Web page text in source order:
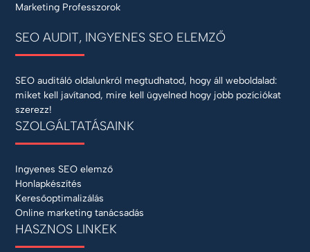
Marketing Professzorok
SEO AUDIT, INGYENES SEO ELEMZŐ
SEO auditáló oldalunkról megtudhatod, hogy áll weboldalad:
miket kell javítanod, mire kell ügyelned hogy jobb pozíciókat
szerezz!
SZOLGÁLTATÁSAINK
Ingyenes SEO elemző
Honlapkészítés
Keresőoptimalizálás
Online marketing tanácsadás
HASZNOS LINKEK